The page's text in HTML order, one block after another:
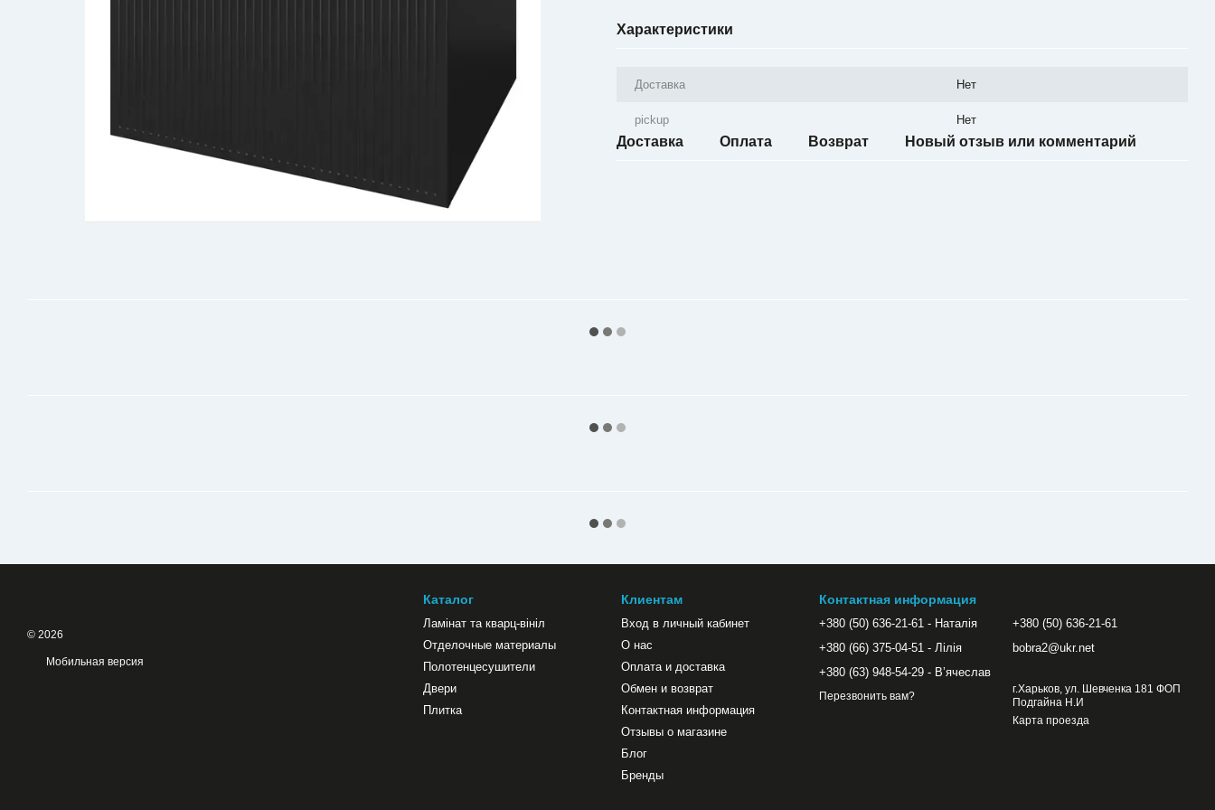
Характеристики
Доставка Нет
pickup Нет
Доставка Оплата Возврат Новый отзыв или комментарий
© 2026
Мобильная версия
Каталог
Ламінат та кварц-вініл
Отделочные материалы
Полотенцесушители
Двери
Плитка
Клиентам
Вход в личный кабинет
О нас
Оплата и доставка
Обмен и возврат
Контактная информация
Отзывы о магазине
Блог
Бренды
Контактная информация
+380 (50) 636-21-61 - Наталія
+380 (66) 375-04-51 - Лілія
+380 (63) 948-54-29 - Вʼячеслав
Перезвонить вам?
+380 (50) 636-21-61
bobra2@ukr.net
г.Харьков, ул. Шевченка 181 ФОП
Подгайна Н.И
Карта проезда